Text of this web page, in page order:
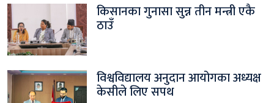
किसानका गुनासा सुन्न तीन मन्त्री एकै
ठाउँ
विश्वविद्यालय अनुदान आयोगका अध्यक्ष
केसीले लिए सपथ